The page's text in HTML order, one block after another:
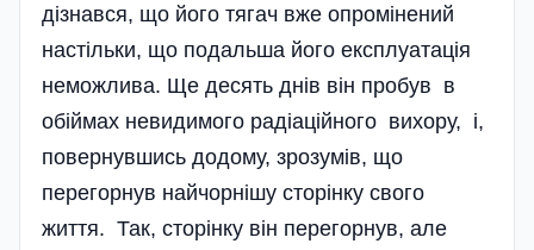
дізнався, що його тягач вже опромінений
настільки, що подальша його експлуатація
неможлива. Ще десять днів він пробув в
обіймах невидимого радіаційного вихору, і,
повернувшись додому, зрозумів, що
перегорнув найчорнішу сторінку свого
життя. Так, сторінку він перегорнув, але